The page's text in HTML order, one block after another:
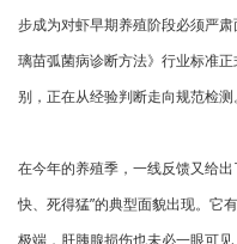
步成为对虾早期养殖阶段必须严
璃苗弧菌病诊断方法》行业标准
别，正在从经验判断走向规范检测。
在今年的养殖季，一线反馈又给
快、死得猛”的典型面貌出现。它
极端，肝胰腺损伤也未必一眼可